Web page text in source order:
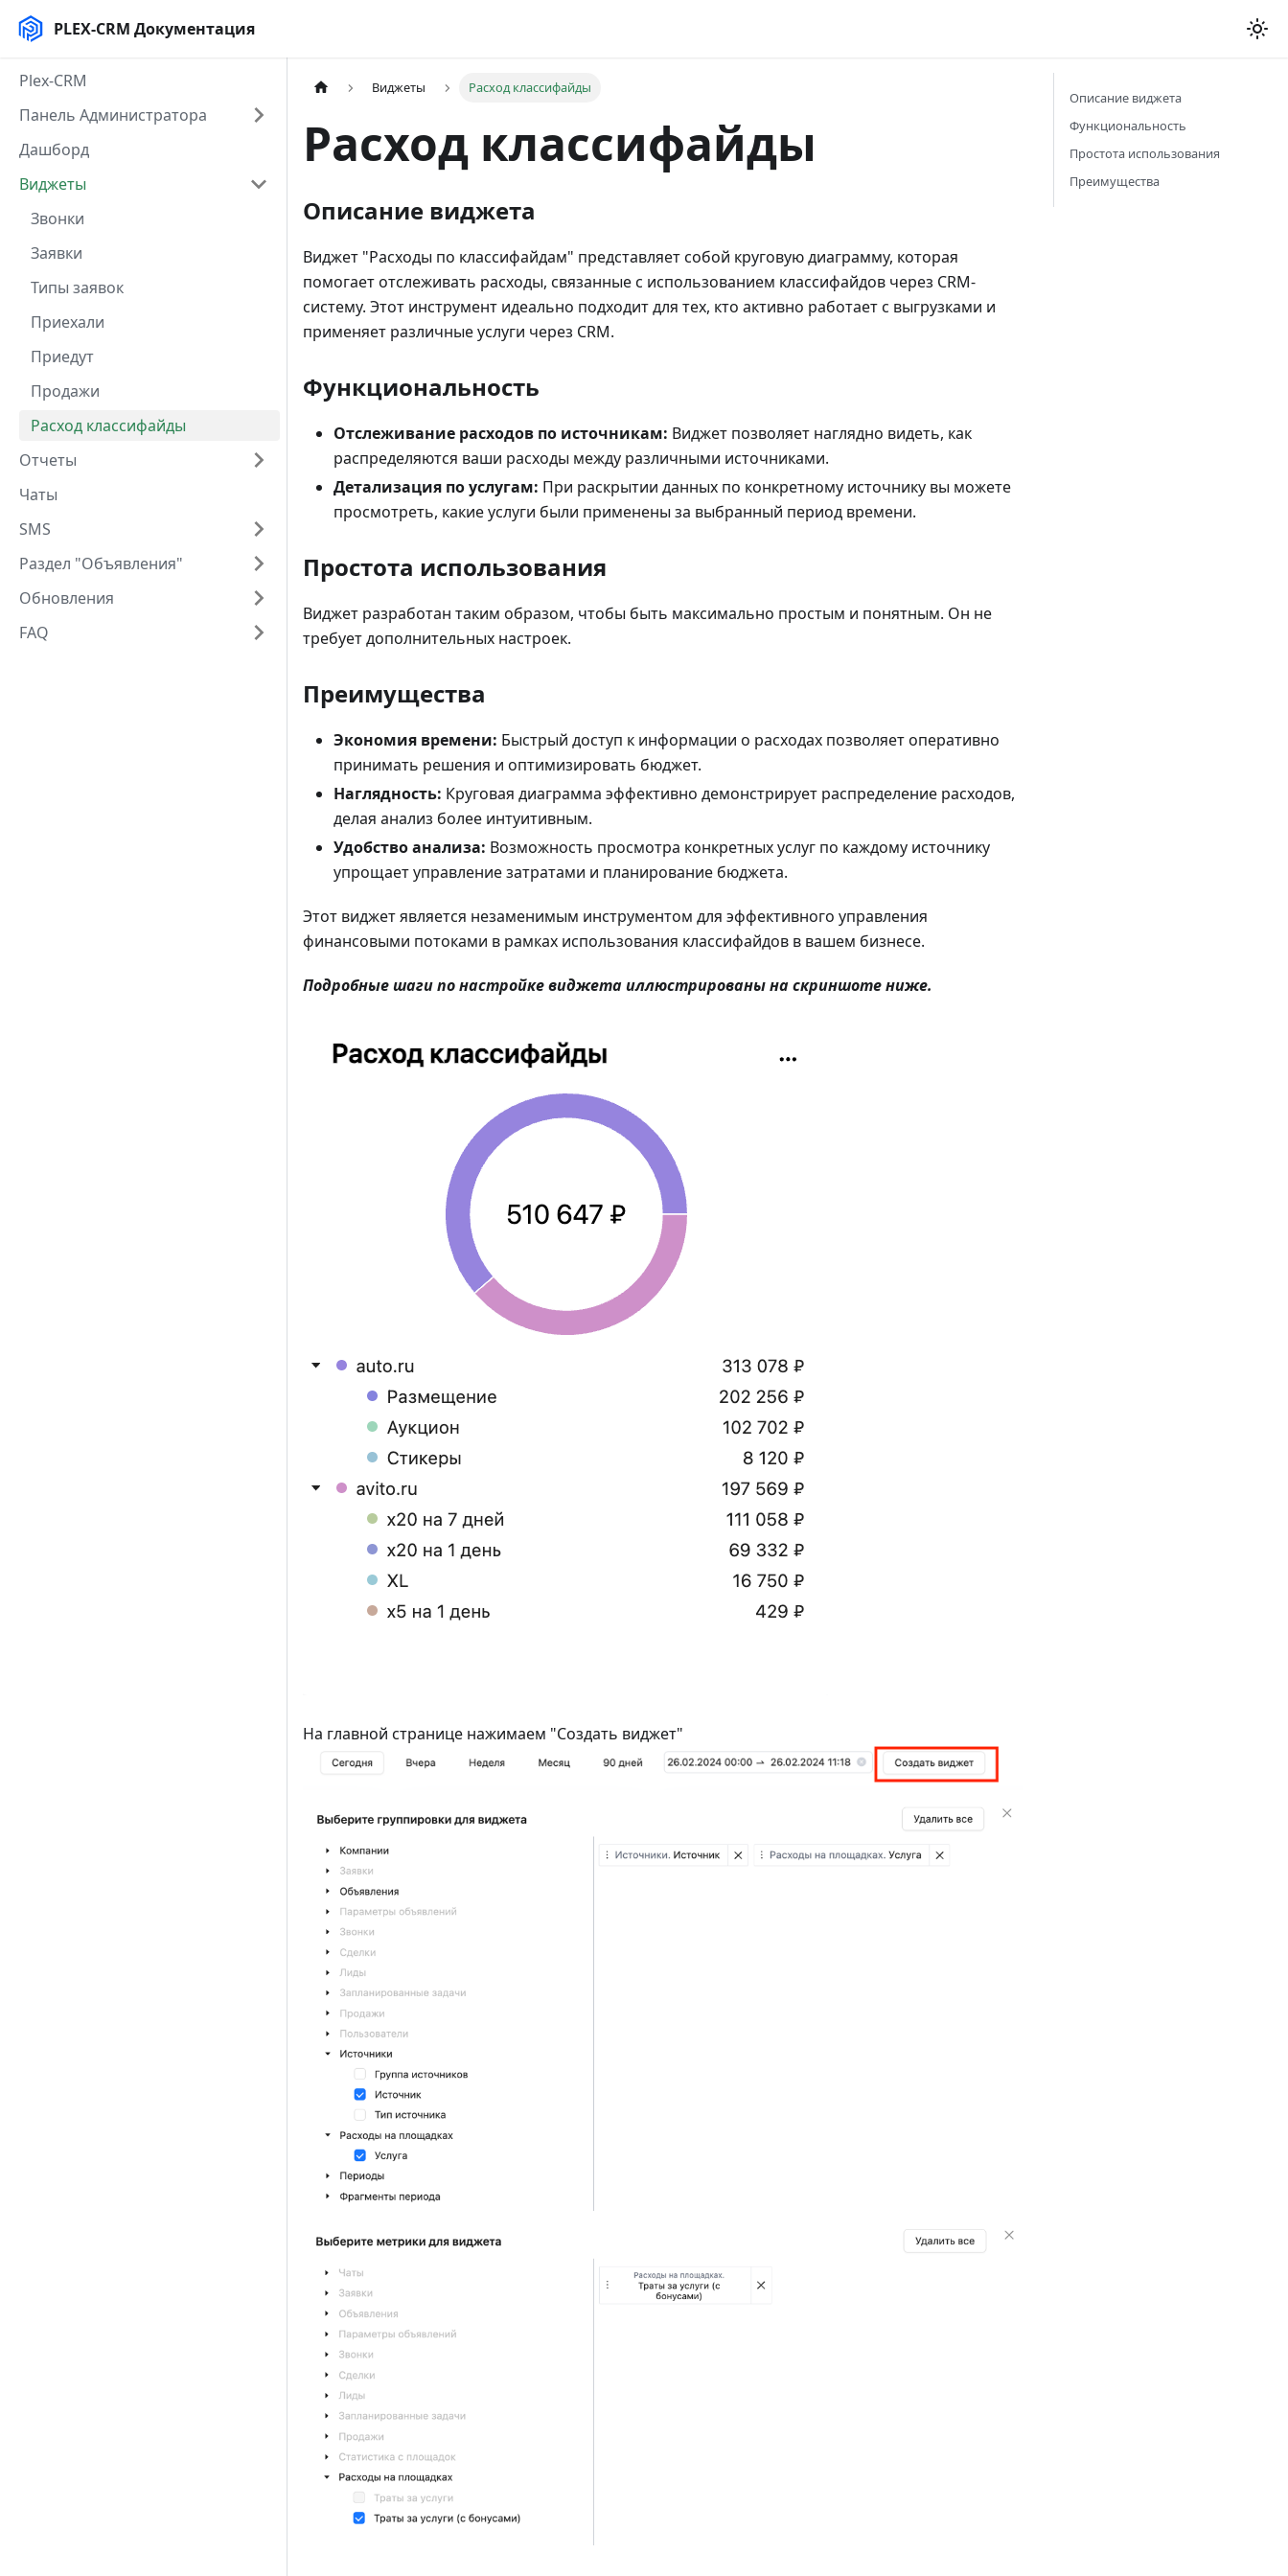
PLEX-CRM Документация
Plex-CRM
Панель Администратора
Дашборд
Виджеты
Звонки
Заявки
Типы заявок
Приехали
Приедут
Продажи
Расход классифайды
Отчеты
Чаты
SMS
Раздел "Объявления"
Обновления
FAQ
Виджеты Расход классифайды
Расход классифайды
Описание виджета
Виджет "Расходы по классифайдам" представляет собой круговую диаграмму, которая
помогает отслеживать расходы, связанные с использованием классифайдов через CRM-
систему. Этот инструмент идеально подходит для тех, кто активно работает с выгрузками и
применяет различные услуги через CRM.
Функциональность
Отслеживание расходов по источникам: Виджет позволяет наглядно видеть, как
распределяются ваши расходы между различными источниками.
Детализация по услугам: При раскрытии данных по конкретному источнику вы можете
просмотреть, какие услуги были применены за выбранный период времени.
Простота использования
Виджет разработан таким образом, чтобы быть максимально простым и понятным. Он не
требует дополнительных настроек.
Преимущества
Экономия времени: Быстрый доступ к информации о расходах позволяет оперативно
принимать решения и оптимизировать бюджет.
Наглядность: Круговая диаграмма эффективно демонстрирует распределение расходов,
делая анализ более интуитивным.
Удобство анализа: Возможность просмотра конкретных услуг по каждому источнику
упрощает управление затратами и планирование бюджета.
Этот виджет является незаменимым инструментом для эффективного управления
финансовыми потоками в рамках использования классифайдов в вашем бизнесе.
Подробные шаги по настройке виджета иллюстрированы на скриншоте ниже.
На главной странице нажимаем "Создать виджет"
Описание виджета
Функциональность
Простота использования
Преимущества